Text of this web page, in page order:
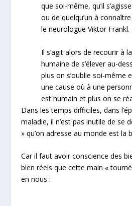
que soi-même, qu’il
ou de quelqu’un à
le neurologue Viktor Frankl.
Il s’agit alors de recourir à
humaine de s’élever au-
plus on s’oublie soi-même
une cause où à une
est humain et plus on se
Dans les temps difficiles, dans
maladie, il n’est pas inutile de se
» qu’on adresse au monde est la
Car il faut avoir conscience des
bien réels que cette main «
en nous :